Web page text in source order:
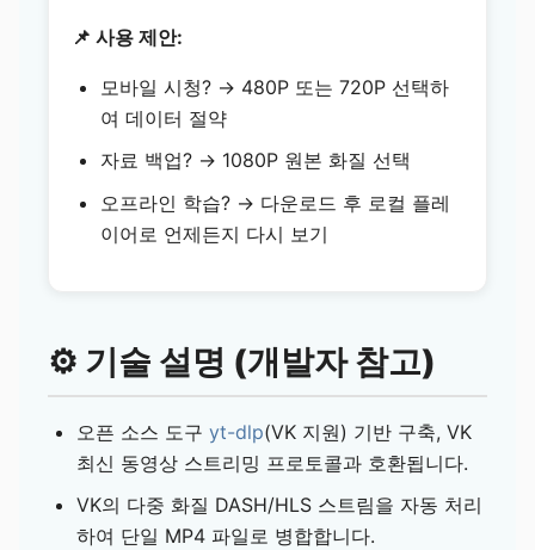
📌 사용 제안:
모바일 시청? → 480P 또는 720P 선택하
여 데이터 절약
자료 백업? → 1080P 원본 화질 선택
오프라인 학습? → 다운로드 후 로컬 플레
이어로 언제든지 다시 보기
⚙️ 기술 설명 (개발자 참고)
오픈 소스 도구 yt-dlp(VK 지원) 기반 구축, VK
최신 동영상 스트리밍 프로토콜과 호환됩니다.
VK의 다중 화질 DASH/HLS 스트림을 자동 처리
하여 단일 MP4 파일로 병합합니다.